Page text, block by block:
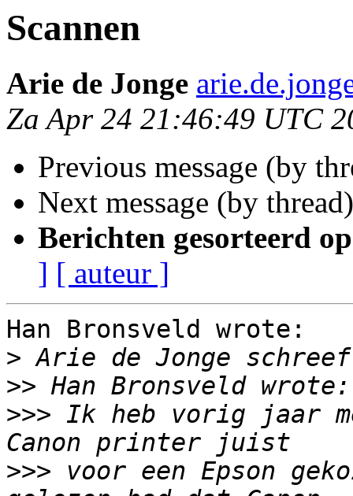
Scannen
Arie de Jonge
Za Apr 24 21:46:49 UTC
Previous message (by
Next message (by
Berichten gesorteerd
] [ auteur ]
Han Bronsveld wrote:
>
>>
>>> Ik heb vorig jaar
>>> voor een Epson